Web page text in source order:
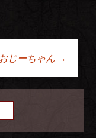
ショ
おじーちゃん →